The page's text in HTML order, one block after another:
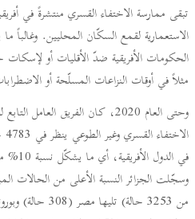
تبقى ممارسة الاختفاء القسري منتشرةً في
الاستعمارية لقمع السكّان المحليين. وغالباً
الحكومات الأفريقية ضدّ الأقليات أو
مثلاً في أوقات النزاعات المسلّحة أو
وحتى العام 2020، كان الفريق
في
وسجّلت الجزائر النسبة الأعلى من الحالات